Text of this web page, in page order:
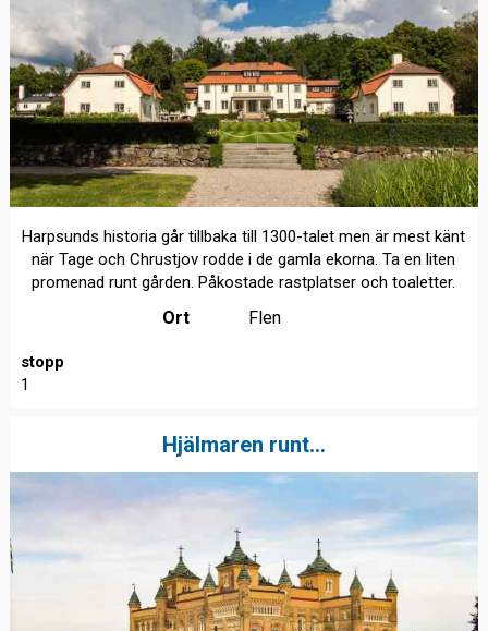
Harpsunds historia går tillbaka till 1300-talet men är mest känt
när Tage och Chrustjov rodde i de gamla ekorna. Ta en liten
promenad runt gården. Påkostade rastplatser och toaletter.
Ort Flen
stopp
1
Hjälmaren runt...